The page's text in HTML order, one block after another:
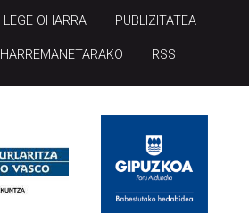
LEGE OHARRA PUBLIZITATEA
HARREMANETARAKO RSS